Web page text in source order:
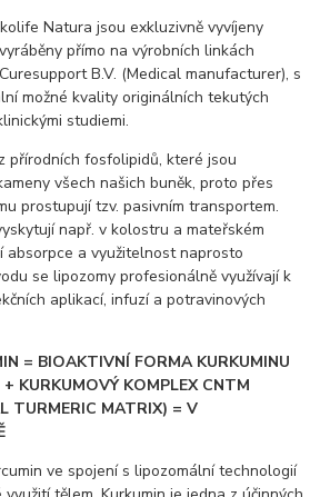
Natura jsou exkluzivně vyvíjeny
přímo na výrobních linkách
B.V. (Medical manufacturer), s
možné kvality originálních tekutých
studiemi.
přírodních fosfolipidů, které jsou
všech našich buněk, proto přes
prostupují tzv. pasivním transportem.
např. v kolostru a mateřském
absorpce a využitelnost naprosto
se lipozomy profesionálně využívají k
aplikací, infuzí a potravinových
= BIOAKTIVNÍ FORMA KURKUMINU
KURKUMOVÝ KOMPLEX CNTM
TURMERIC MATRIX) = V
ve spojení s lipozomální technologií